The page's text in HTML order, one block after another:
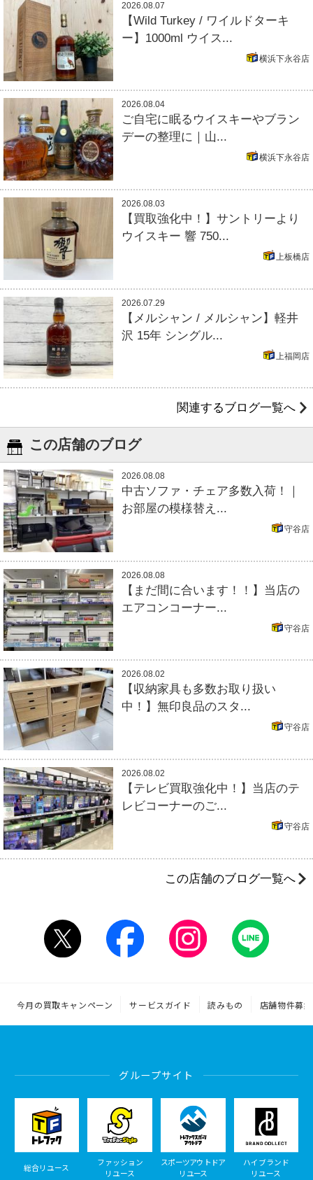
2026.08.07
【Wild Turkey / ワイルドターキ
ー】1000ml ウイス...
横浜下永谷店
2026.08.04
ご自宅に眠るウイスキーやブラン
デーの整理に｜山...
横浜下永谷店
2026.08.03
【買取強化中！】サントリーより
ウイスキー 響 750...
上板橋店
2026.07.29
【メルシャン / メルシャン】軽井
沢 15年 シングル...
上福岡店
関連するブログ一覧へ
この店舗のブログ
2026.08.08
中古ソファ・チェア多数入荷！｜
お部屋の模様替え...
守谷店
2026.08.08
【まだ間に合います！！】当店の
エアコンコーナー...
守谷店
2026.08.02
【収納家具も多数お取り扱い
中！】無印良品のスタ...
守谷店
2026.08.02
【テレビ買取強化中！】当店のテ
レビコーナーのご...
守谷店
この店舗のブログ一覧へ
今月の買取キャンペーン サービスガイド 読みもの 店舗物件募集
グループサイト
総合リユース
ファッション
リユース
スポーツアウトドア
リユース
ハイブランド
リユース